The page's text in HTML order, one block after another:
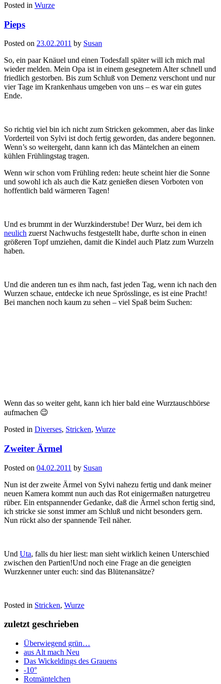
Posted in Wurze
Pieps
Posted on 23.02.2011 by Susan
So, ein paar Knäuel und einen Todesfall später will ich mich mal
wieder melden. Mein Opa ist in einem gesegnetem Alter schnell und
friedlich gestorben. Bis zum Schluß von Demenz verschont und nur
vier Tage im Krankenhaus umgeben von uns – es war ein gutes
Ende.
So richtig viel bin ich nicht zum Stricken gekommen, aber das linke
Vorderteil von Sylvi ist doch fertig geworden, das andere begonnen.
Wenn’s so weitergeht, dann kann ich das Mäntelchen an einem
kühlen Frühlingstag tragen.
Wenn wir schon vom Frühling reden: heute scheint hier die Sonne
und sowohl ich als auch die Katz genießen diesen Vorboten von
hoffentlich bald wärmeren Tagen!
Und es brummt in der Wurzkinderstube! Der Wurz, bei dem ich
neulich zuerst Nachwuchs festgestellt habe, durfte schon in einen
größeren Topf umziehen, damit die Kindel auch Platz zum Wurzeln
haben.
Und die anderen tun es ihm nach, fast jeden Tag, wenn ich nach den
Wurzen schaue, entdecke ich neue Sprösslinge, es ist eine Pracht!
Bei manchen noch kaum zu sehen – viel Spaß beim Suchen:
Wenn das so weiter geht, kann ich hier bald eine Wurztauschbörse
aufmachen 😉
Posted in Diverses, Stricken, Wurze
Zweiter Ärmel
Posted on 04.02.2011 by Susan
Nun ist der zweite Ärmel von Sylvi nahezu fertig und dank meiner
neuen Kamera kommt nun auch das Rot einigermaßen naturgetreu
rüber. Ein entspannender Gedanke, daß die Ärmel schon fertig sind,
ich stricke sie sonst immer am Schluß und nicht besonders gern.
Nun rückt also der spannende Teil näher.
Und Uta, falls du hier liest: man sieht wirklich keinen Unterschied
zwischen den Partien!Und noch eine Frage an die geneigten
Wurzkenner unter euch: sind das Blütenansätze?
Posted in Stricken, Wurze
zuletzt geschrieben
Überwiegend grün…
aus Alt mach Neu
Das Wickeldings des Grauens
-10°
Rotmäntelchen